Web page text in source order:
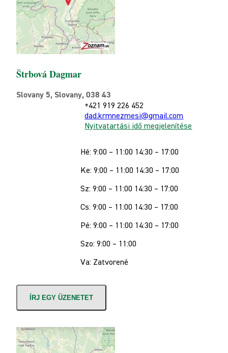
Štrbová Dagmar
Slovany 5, Slovany, 038 43
+421 919 226 452
dad.krmnezmesi@gmail.com
Nyitvatartási idő megjelenítése
Hé: 9:00 – 11:00 14:30 – 17:00
Ke: 9:00 – 11:00 14:30 – 17:00
Sz: 9:00 – 11:00 14:30 – 17:00
Cs: 9:00 – 11:00 14:30 – 17:00
Pé: 9:00 – 11:00 14:30 – 17:00
Szo: 9:00 – 11:00
Va: Zatvorené
ÍRJ EGY ÜZENETET